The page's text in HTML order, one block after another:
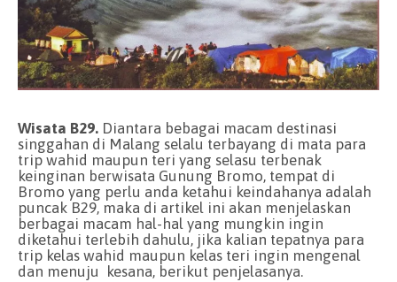
Wisata B29. Diantara bebagai macam destinasi
singgahan di Malang selalu terbayang di mata para
trip wahid maupun teri yang selasu terbenak
keinginan berwisata Gunung Bromo, tempat di
Bromo yang perlu anda ketahui keindahanya adalah
puncak B29, maka di artikel ini akan menjelaskan
berbagai macam hal-hal yang mungkin ingin
diketahui terlebih dahulu, jika kalian tepatnya para
trip kelas wahid maupun kelas teri ingin mengenal
dan menuju kesana, berikut penjelasanya.